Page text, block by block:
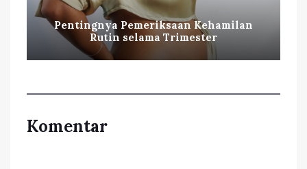
Pentingnya Pemeriksaan Kehamilan
Rutin selama Trimester
Komentar